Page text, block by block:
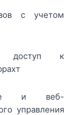
с учетом
доступ к
и веб-
управления